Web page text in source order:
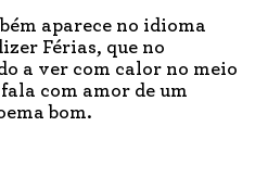
aparece no idioma
Férias, que no
a ver com calor no meio
com amor de um
bom.